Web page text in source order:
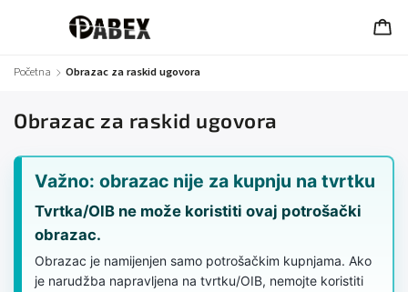
Početna / Obrazac za raskid ugovora
Obrazac za raskid ugovora
Važno: obrazac nije za kupnju na tvrtku
Tvrtka/OIB ne može koristiti ovaj potrošački
obrazac.
Obrazac je namijenjen samo potrošačkim kupnjama. Ako
je narudžba napravljena na tvrtku/OIB, nemojte koristiti